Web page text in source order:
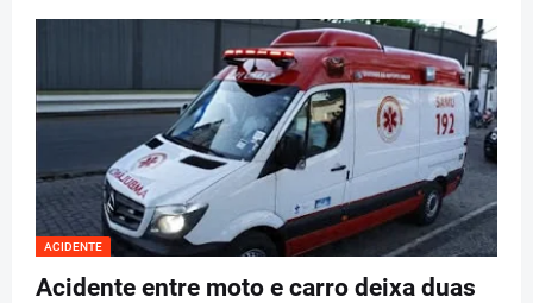
ACIDENTE
Acidente entre moto e carro deixa duas